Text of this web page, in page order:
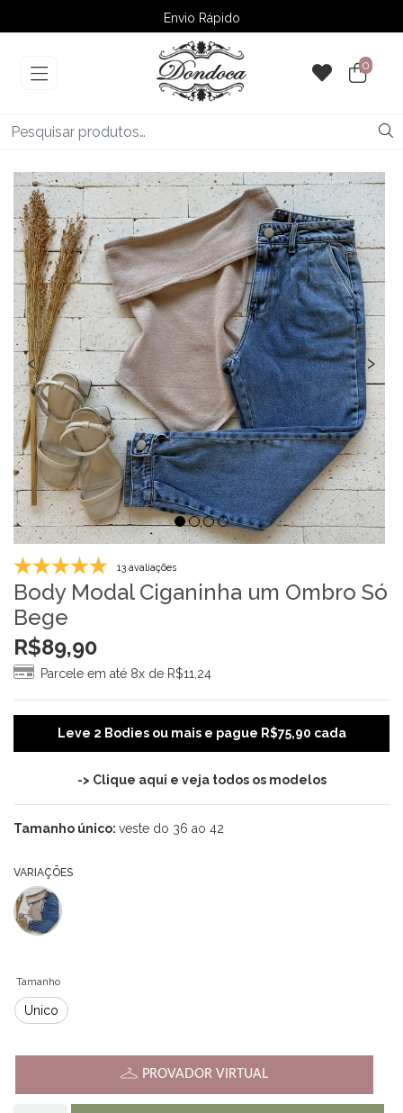
Envio Rápido
➚ Ofertas– Até 60% OFF
0
‹ ›
13 avaliações
Body Modal Ciganinha um Ombro Só
Bege
R$89,90
Parcele em até 8x de R$11,24
Leve 2 Bodies ou mais e pague R$75,90 cada
-> Clique aqui e veja todos os modelos
Tamanho único: veste do 36 ao 42
VARIAÇÕES
Tamanho
Único
PROVADOR VIRTUAL